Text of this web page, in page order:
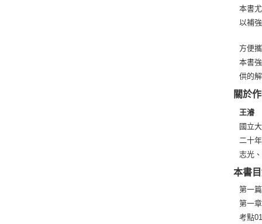
本書
以補
方便
本書
供的
關於
王濬
國立
二十
志光
本書
第一
第一
考點